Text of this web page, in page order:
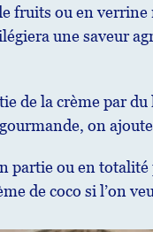
fruits ou en
une saveur
de la crème par
on
partie ou en totalité
de coco si l’on